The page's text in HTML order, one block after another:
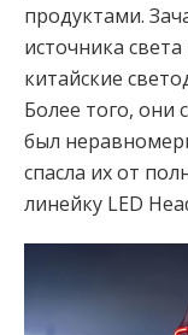
продуктами.
источника
китайские
Более того, они
был
спасла их от
линейку LED